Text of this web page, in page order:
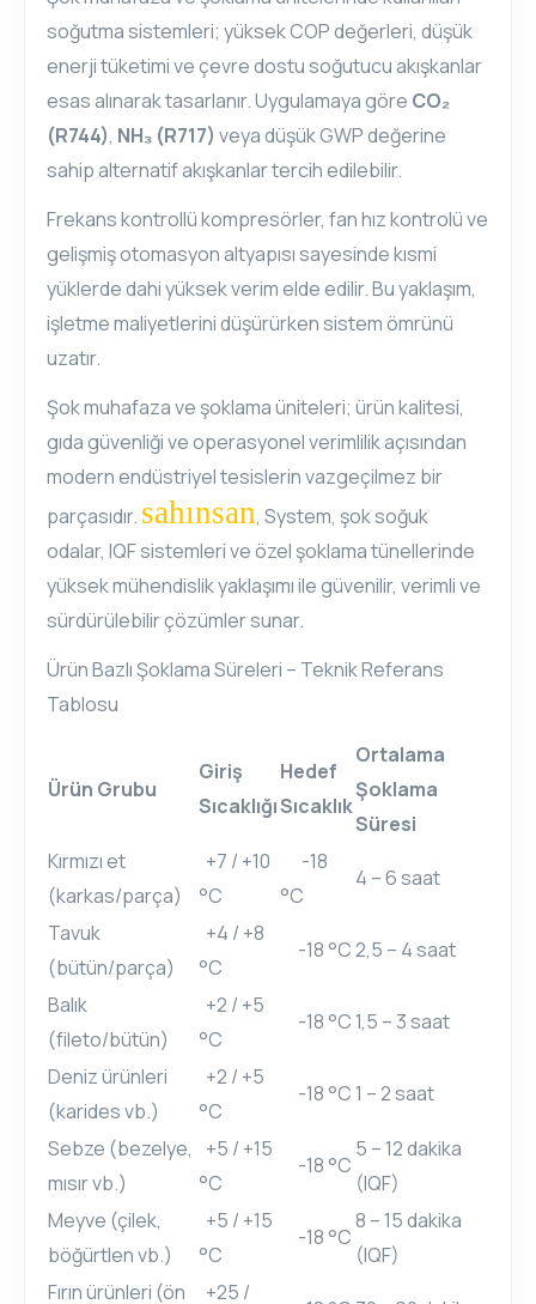
soğutma sistemleri; yüksek COP değerleri, düşük
enerji tüketimi ve çevre dostu soğutucu akışkanlar
esas alınarak tasarlanır. Uygulamaya göre CO₂
(R744), NH₃ (R717) veya düşük GWP değerine
sahip alternatif akışkanlar tercih edilebilir.
Frekans kontrollü kompresörler, fan hız kontrolü ve
gelişmiş otomasyon altyapısı sayesinde kısmi
yüklerde dahi yüksek verim elde edilir. Bu yaklaşım,
işletme maliyetlerini düşürürken sistem ömrünü
uzatır.
Şok muhafaza ve şoklama üniteleri; ürün kalitesi,
gıda güvenliği ve operasyonel verimlilik açısından
modern endüstriyel tesislerin vazgeçilmez bir
parçasıdır. sahınsan, System, şok soğuk
odalar, IQF sistemleri ve özel şoklama tünellerinde
yüksek mühendislik yaklaşımı ile güvenilir, verimli ve
sürdürülebilir çözümler sunar.
Ürün Bazlı Şoklama Süreleri – Teknik Referans
Tablosu
Ürün Grubu
Giriş
Sıcaklığı
Hedef
Sıcaklık
Ortalama
Şoklama
Süresi
Kırmızı et
(karkas/parça)
+7 / +10
°C
-18
°C
4 – 6 saat
Tavuk
(bütün/parça)
+4 / +8
°C
-18 °C2,5 – 4 saat
Balık
(fileto/bütün)
+2 / +5
°C
-18 °C 1,5 – 3 saat
Deniz ürünleri
(karides vb.)
+2 / +5
°C
-18 °C 1 – 2 saat
Sebze (bezelye,
mısır vb.)
+5 / +15
°C
-18 °C
5 – 12 dakika
(IQF)
Meyve (çilek,
böğürtlen vb.)
+5 / +15
°C
-18 °C
8 – 15 dakika
(IQF)
Fırın ürünleri (ön
+25 /